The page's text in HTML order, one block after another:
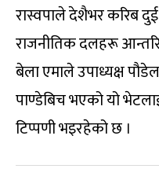
रास्वपाले देशैभर करिब
राजनीतिक दलहरू
बेला एमाले उपाध्यक्ष पौडेल
पाण्डेबिच भएको यो
टिप्पणी भइरहेको छ ।